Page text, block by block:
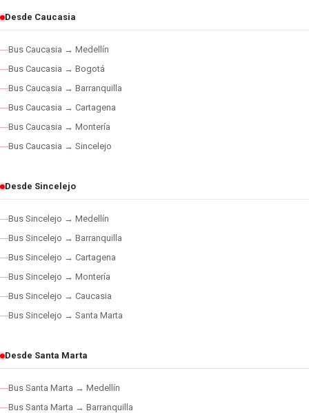
Desde Caucasia
Bus Caucasia → Medellín
Bus Caucasia → Bogotá
Bus Caucasia → Barranquilla
Bus Caucasia → Cartagena
Bus Caucasia → Montería
Bus Caucasia → Sincelejo
Desde Sincelejo
Bus Sincelejo → Medellín
Bus Sincelejo → Barranquilla
Bus Sincelejo → Cartagena
Bus Sincelejo → Montería
Bus Sincelejo → Caucasia
Bus Sincelejo → Santa Marta
Desde Santa Marta
Bus Santa Marta → Medellín
Bus Santa Marta → Barranquilla